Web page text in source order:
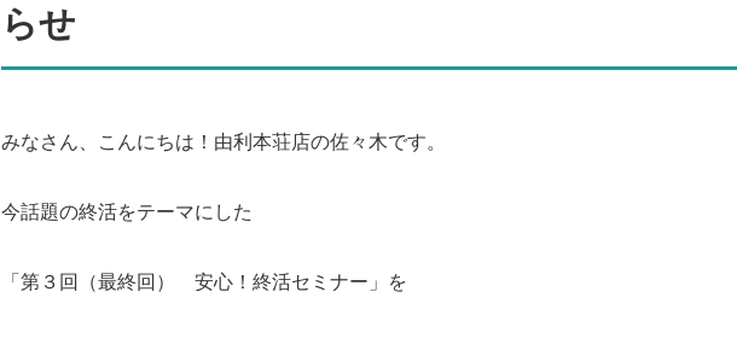
らせ
みなさん、こんにちは！由利本荘店の佐々木です。
今話題の終活をテーマにした
「第３回（最終回） 安心！終活セミナー」を